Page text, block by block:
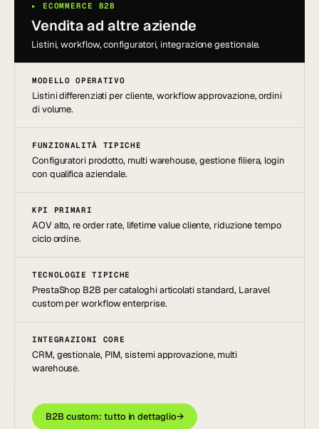
▸ ECOMMERCE B2B
Vendita ad altre aziende
Listini, workflow, configuratori, integrazione gestionale.
MODELLO OPERATIVO
Listini differenziati per cliente, workflow approvazione, ordini
di volume.
FUNZIONALITÀ TIPICHE
Configuratori prodotto, multi warehouse, gestione filiera, login
con qualifica aziendale.
KPI PRIMARI
AOV alto, re order rate, lifetime value cliente, riduzione tempo
ciclo ordine.
TECNOLOGIE TIPICHE
PrestaShop B2B per cataloghi articolati standard, Laravel
custom per workflow enterprise.
INTEGRAZIONI CORE
CRM, gestionale, PIM, sistemi approvazione, multi
warehouse.
B2B custom: tutto in dettaglio→